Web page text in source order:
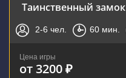
Таинственный замок
2-6 чел. 60 мин.
Цена игры
от 3200 ₽